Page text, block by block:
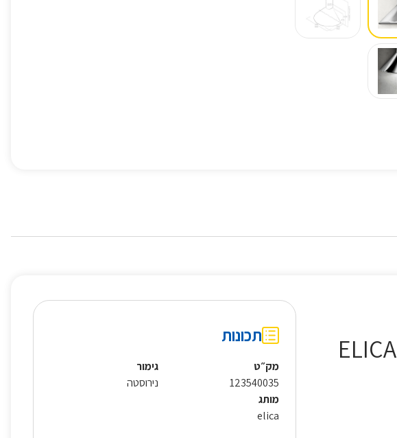
קולט אדים צמוד קיר 90 ס"מ דגם TONDA90EL אליקה ELICA
תכונות
מק״ט
123540035
גימור
נירוסטה
מותג
elica